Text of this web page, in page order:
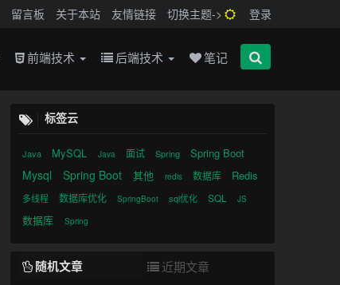
留言板 关于本站 友情链接 切换主题-> 登录
前端技术 后端技术 笔记
标签云
Java MySQL Java 面试 Spring Spring Boot
Mysql Spring Boot 其他 redis 数据库 Redis
多线程 数据库优化 SpringBoot sql优化 SQL JS
数据库 Spring
随机文章
近期文章